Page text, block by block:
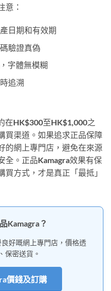
意：
日期和有效期
驗證真偽
字體無模糊
追溯
在HK$300至HK$1,000之
買渠道。如果追求正品保障
的網上專門店，避免在來源
全。正品Kamagra效果有保
方式，才是真正「最抵」
Kamagra？
好嘅網上專門店，價格透
保密送貨。
價錢及訂購